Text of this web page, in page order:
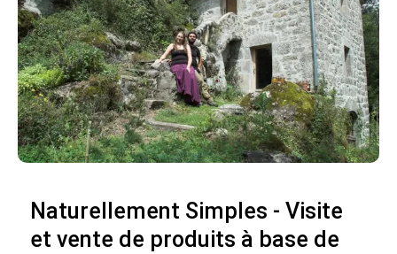
Naturellement Simples - Visite
et vente de produits à base de